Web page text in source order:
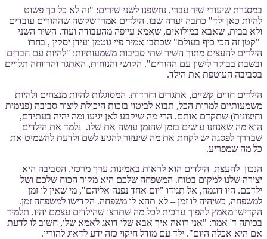
במסגרת שיעורי שיר עברי, נחשפנו לשני שירים: "זה לא כל כך פשוט
להיות כאן ילד" כתבה יערה שבו. הילדים אמרו שקשה שההורים עובדים
ולא בבית, שאבא במילואים, שאמא עייפה מהעבודה ועוד. השיר השני
"קטן זה הכי כיף בעולם" שכתבו אמיר פיי גוטמן ועידן יסקין , בחרו
הילדים להעצים מתוך השיר שתי סביבות משמעותיות: "להיות עם חברים
ובשבת בבוקר לישון עם ההורים". הקושי והנוחות, האתגר והרווחה תלויים
בסביבה העוטפת את הילד.
הילדים חווים קשיים, אתגרים וחרדות. המסוגלות להיות מנצחים ולהיות
משמעותיים למרות הכל, תבוא לביטוי בזכות היכולת ליצור סביבה (פנימית
וחיצונית) שתקדם אותם. הרי מה שיקבע לאן יגיעו ומה יהיה בעתידם,
הוא מה שאנחנו עושים בזמן שהזמן עושה את שלו. נלמד את הילדים
שבדרך לפסגה יש לקחת את מה שיעזור להגיע לשם ולדעת להשמיט את
כל מה שמפריע.
הנכון להעצת הילדים הוא לראות באמינות ערך מרכזי. הסביבה היא
יצירה שלנו למקום בטוח. המשפחה שלכם היא מקור הכוח שלכם ושל
ילדכם. היו דוגמה, אל תגידו "יום אחד נפנה אליהם", מי שאין לו זמן
למשפחה, כשיהיה לו זמן – לא תהא לו משפחה. הקדישו למשפחה זמן.
הקדישו מאמץ להפוך ערכית לכל מה שתרצו שהילדים עצמם יהיו. תלמיד
בכיתה ד' אמר: "אני רואה איך אבא שלי דואג לאמא שלו, חשוב לו לדעת
אם היא אכלה היום". ילד עם מודל חיקוי כזה ידע לדאוג להוריו.